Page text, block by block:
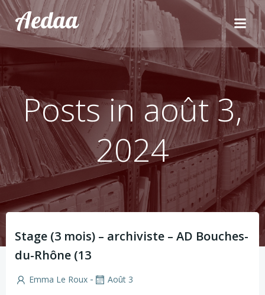
Aller
au
contenu
Aedaa
Posts in août 3,
2024
Stage (3 mois) – archiviste – AD Bouches-
du-Rhône (13
Emma Le Roux - Août 3